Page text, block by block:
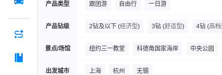
产品类型 跟团游 自由行 一日游
产品钻级 2钻及以下 (经济型) 3钻 (舒适型) 4钻 (高
景点/场馆 纽约三一教堂 科德角国家海岸 中央公园
布鲁克林大桥 听涛山庄
出发城市 上海 杭州 无锡